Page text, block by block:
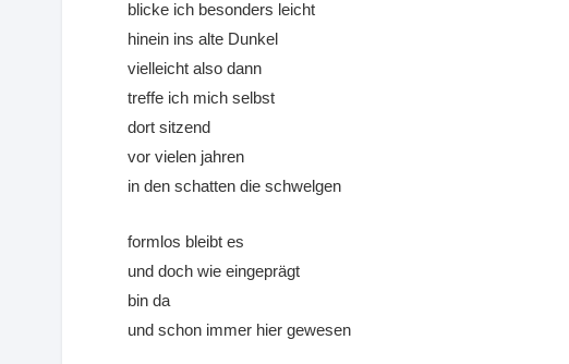
blicke ich besonders leicht
hinein ins alte Dunkel
vielleicht also dann
treffe ich mich selbst
dort sitzend
vor vielen jahren
in den schatten die schwelgen
formlos bleibt es
und doch wie eingeprägt
bin da
und schon immer hier gewesen